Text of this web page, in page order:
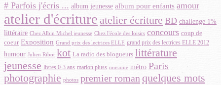
# Parfois j'écris ... album jeunesse album pour enfants amour
atelier d'écriture atelier écriture BD challenge 1%
littéraire Chez Albin Michel jeunesse Chez l'école des loisirs concours coup de
coeur Exposition Grand prix des lectrices ELLE grand prix des lectrices ELLE 2012
humour Julien Ribot kot La radio des blogueurs littérature
jeunesse livres 0-3 ans marion pluss musique métro Paris
photographie photos premier roman quelques mots